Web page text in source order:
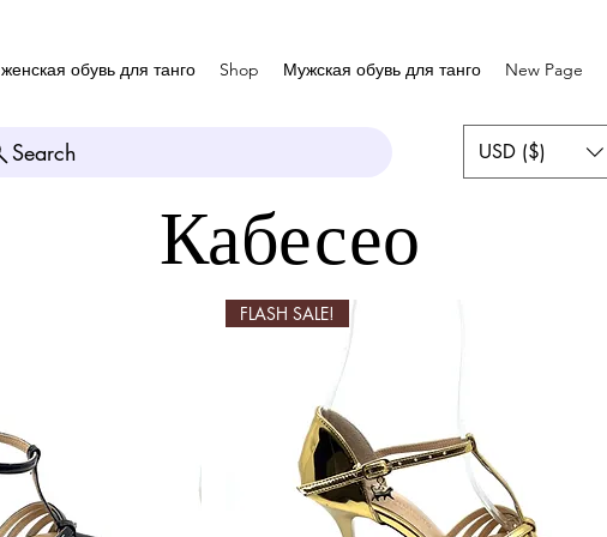
Search USD ($)
женская обувь для танго Shop Мужская обувь для танго New Page
Кабесео
FLASH SALE!